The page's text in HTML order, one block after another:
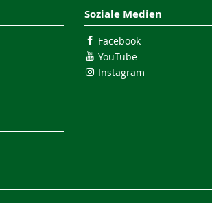
Soziale Medien
Facebook
YouTube
Instagram